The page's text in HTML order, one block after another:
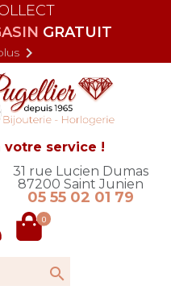
GRATUIT

votre service !
31 rue Lucien Dumas
87200 Saint Junien
05 55 02 01 79
0

Rechercher